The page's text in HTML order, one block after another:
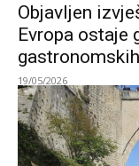
Objavljen
Evropa ostaje
19/05/2026